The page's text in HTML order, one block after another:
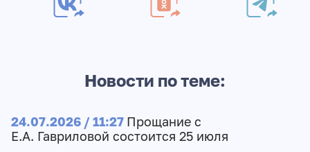
Новости по теме:
24.07.2026 / 11:27 Прощание с
Е.А. Гавриловой состоится 25 июля